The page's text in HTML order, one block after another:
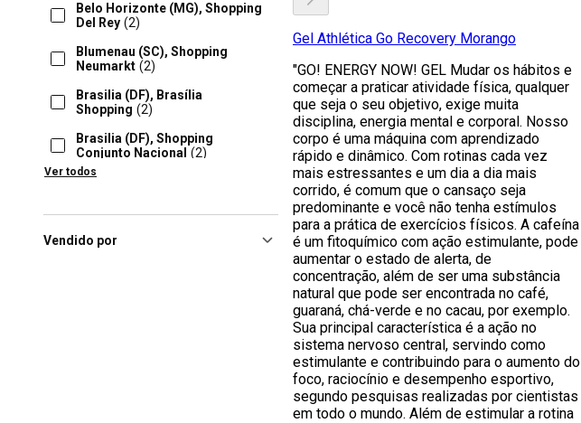
Belo Horizonte (MG), Shopping
Del Rey (2)
Blumenau (SC), Shopping
Neumarkt (2)
Brasilia (DF), Brasília
Shopping (2)
Brasilia (DF), Shopping
Conjunto Nacional (2)
Brasilia (DF), Shopping Pátio
Boulevard Df
Ver todos
Vendido por
Gel Athlética Go Recovery Morango
"GO! ENERGY NOW! GEL Mudar os hábitos e
começar a praticar atividade física, qualquer
que seja o seu objetivo, exige muita
disciplina, energia mental e corporal. Nosso
corpo é uma máquina com aprendizado
rápido e dinâmico. Com rotinas cada vez
mais estressantes e um dia a dia mais
corrido, é comum que o cansaço seja
predominante e você não tenha estímulos
para a prática de exercícios físicos. A cafeína
é um fitoquímico com ação estimulante, pode
aumentar o estado de alerta, de
concentração, além de ser uma substância
natural que pode ser encontrada no café,
guaraná, chá-verde e no cacau, por exemplo.
Sua principal característica é a ação no
sistema nervoso central, servindo como
estimulante e contribuindo para o aumento do
foco, raciocínio e desempenho esportivo,
segundo pesquisas realizadas por cientistas
em todo o mundo. Além de estimular a rotina